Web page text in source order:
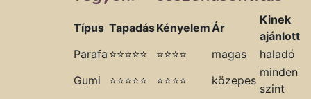
Típus TapadásKényelemÁr
Kinek
ajánlott
Parafa ⭐⭐⭐⭐⭐ ⭐⭐⭐⭐ magas
haladó
Gumi
⭐⭐⭐⭐⭐ ⭐⭐⭐⭐ közepes
minden
szint